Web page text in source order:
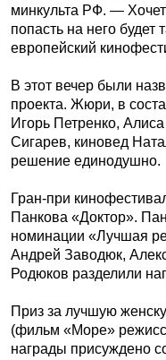
минкульта РФ. —
попасть на него будет
европейский
В этот вечер были
проекта. Жюри, в
Игорь Петренко,
Сигарев, киновед
решение единодушно.
Гран-при
Панкова «Доктор».
номинации «Лучшая
Андрей Заводюк,
Родюков разделили
Приз за лучшую
(фильм «Море»
награды присуждено